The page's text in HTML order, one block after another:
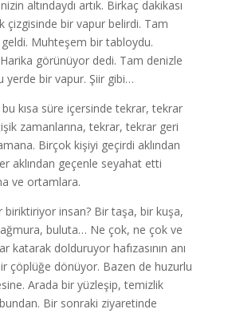
altındaydı artık. Birkaç dakikası
çizgisinde bir vapur belirdi. Tam
geldi. Muhteşem bir tabloydu.
görünüyor dedi. Tam denizle
yerde bir vapur. Şiir gibi…
kısa süre içersinde tekrar, tekrar
zamanlarına, tekrar, tekrar geri
Birçok kişiyi geçirdi aklından
aklından geçenle seyahat etti
ve ortamlara.
insan? Bir taşa, bir kuşa,
buluta… Ne çok, ne çok ve
katarak dolduruyor hafızasının anı
çöplüğe dönüyor. Bazen de huzurlu
Arada bir yüzleşip, temizlik
Bir sonraki ziyaretinde